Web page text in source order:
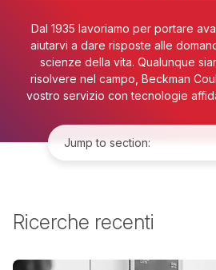
Dal 1935 lavoriamo per portare
aiutarvi a dare risposte alle
scienze della vita. Qualunque
risolvere nel campo, Beckman
vostro servizio con tecnologie
Ricerche recenti